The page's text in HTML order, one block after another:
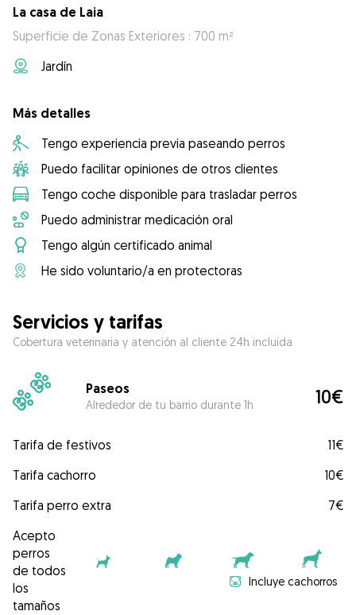
La casa de Laia
Superficie de Zonas Exteriores : 700 m²
Jardín
Más detalles
Tengo experiencia previa paseando perros
Puedo facilitar opiniones de otros clientes
Tengo coche disponible para trasladar perros
Puedo administrar medicación oral
Tengo algún certificado animal
He sido voluntario/a en protectoras
Servicios y tarifas
Cobertura veterinaria y atención al cliente 24h incluida
Paseos
Alrededor de tu barrio durante 1h 10€
Tarifa de festivos
11€
Tarifa cachorro
10€
Tarifa perro extra
7€
Acepto
perros
de todos
los
tamaños
Incluye cachorros